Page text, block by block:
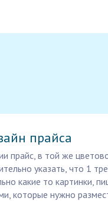
прайса
прайс, в той же
указать, что 1
какие то картинки,
которые нужно